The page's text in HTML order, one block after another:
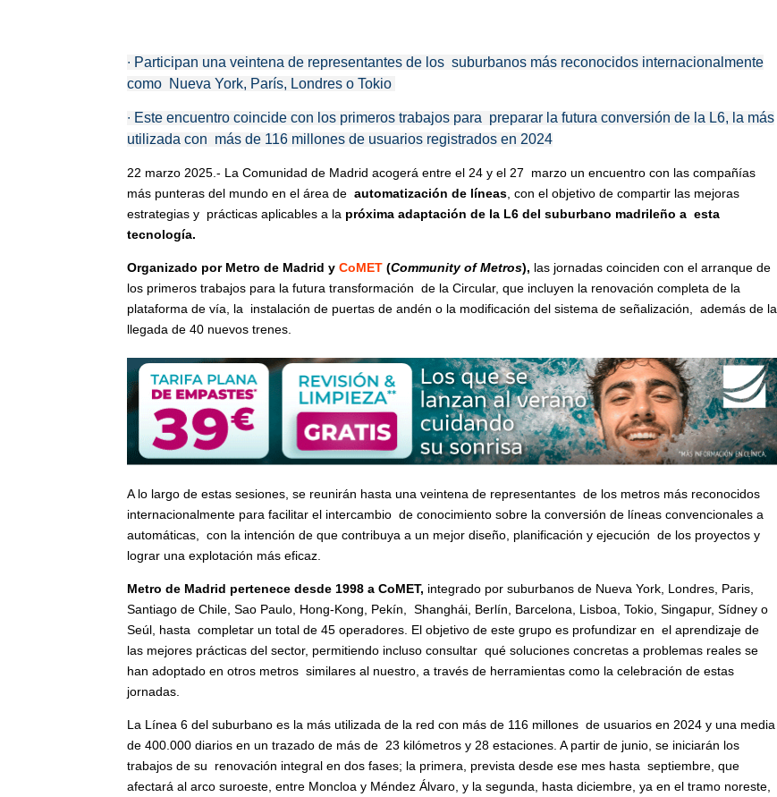
∙ Participan una veintena de representantes de los suburbanos más reconocidos internacionalmente
como Nueva York, París, Londres o Tokio
∙ Este encuentro coincide con los primeros trabajos para preparar la futura conversión de la L6, la más
utilizada con más de 116 millones de usuarios registrados en 2024
22 marzo 2025.- La Comunidad de Madrid acogerá entre el 24 y el 27 marzo un encuentro con las compañías
más punteras del mundo en el área de automatización de líneas , con el objetivo de compartir las mejoras
estrategias y prácticas aplicables a la próxima adaptación de la L6 del suburbano madrileño a esta
tecnología.
Organizado por Metro de Madrid y CoMET (Community of Metros), las jornadas coinciden con el arranque de
los primeros trabajos para la futura transformación de la Circular, que incluyen la renovación completa de la
plataforma de vía, la instalación de puertas de andén o la modificación del sistema de señalización, además de la
llegada de 40 nuevos trenes.
A lo largo de estas sesiones, se reunirán hasta una veintena de representantes de los metros más reconocidos
internacionalmente para facilitar el intercambio de conocimiento sobre la conversión de líneas convencionales a
automáticas, con la intención de que contribuya a un mejor diseño, planificación y ejecución de los proyectos y
lograr una explotación más eficaz.
Metro de Madrid pertenece desde 1998 a CoMET, integrado por suburbanos de Nueva York, Londres, Paris,
Santiago de Chile, Sao Paulo, Hong-Kong, Pekín, Shanghái, Berlín, Barcelona, Lisboa, Tokio, Singapur, Sídney o
Seúl, hasta completar un total de 45 operadores. El objetivo de este grupo es profundizar en el aprendizaje de
las mejores prácticas del sector, permitiendo incluso consultar qué soluciones concretas a problemas reales se
han adoptado en otros metros similares al nuestro, a través de herramientas como la celebración de estas
jornadas.
La Línea 6 del suburbano es la más utilizada de la red con más de 116 millones de usuarios en 2024 y una media
de 400.000 diarios en un trazado de más de 23 kilómetros y 28 estaciones. A partir de junio, se iniciarán los
trabajos de su renovación integral en dos fases; la primera, prevista desde ese mes hasta septiembre, que
afectará al arco suroeste, entre Moncloa y Méndez Álvaro, y la segunda, hasta diciembre, ya en el tramo noreste,